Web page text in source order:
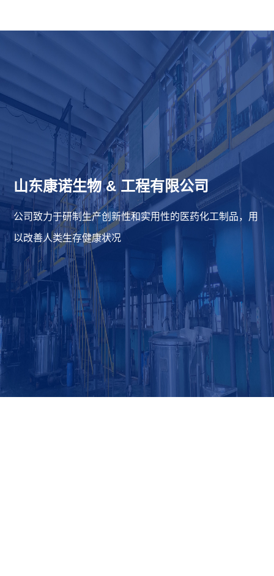
山东康诺生物&工程有限公司
公司致力于研制生产创新性和实用性的医药化工制品，用
以改善人类生存健康状况